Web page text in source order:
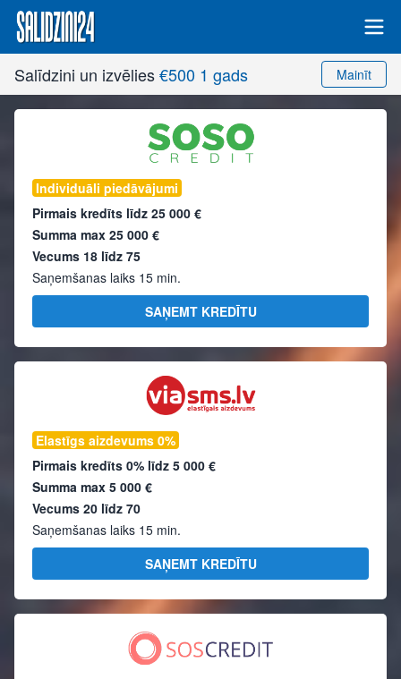
Salīdzini un izvēlies€500 1 gads Mainīt
Individuāli piedāvājumi
Pirmais kredīts līdz 25 000 €
Summa max 25 000 €
Vecums 18 līdz 75
Saņemšanas laiks 15 min.
SAŅEMT KREDĪTU
Elastīgs aizdevums 0%
Pirmais kredīts 0% līdz 5 000 €
Summa max 5 000 €
Vecums 20 līdz 70
Saņemšanas laiks 15 min.
SAŅEMT KREDĪTU